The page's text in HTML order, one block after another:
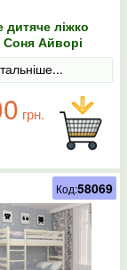
ліжко
Айворі
80х190 з
грн.
Код:58069